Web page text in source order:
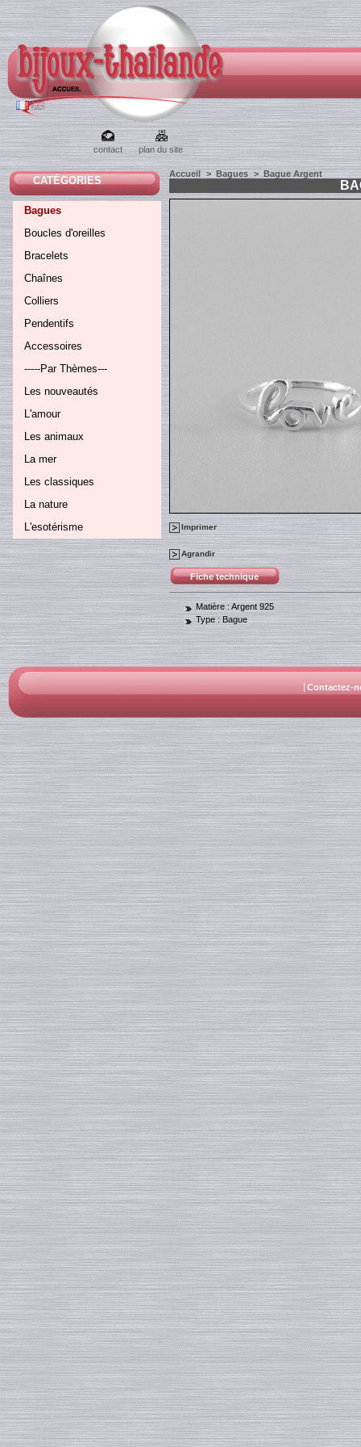
contact plan du site
CATÉGORIES
Bagues
Boucles d'oreilles
Bracelets
Chaînes
Colliers
Pendentifs
Accessoires
-----Par Thèmes---
Les nouveautés
L'amour
Les animaux
La mer
Les classiques
La nature
L'esotérisme
Accueil > Bagues > Bague Argent
Imprimer
Agrandir
Fiche technique
Matière : Argent 925
Type : Bague
Contactez-